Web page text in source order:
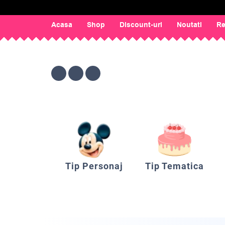
Acasa Shop Discount-uri Noutati
Tip Personaj Tip Tematica